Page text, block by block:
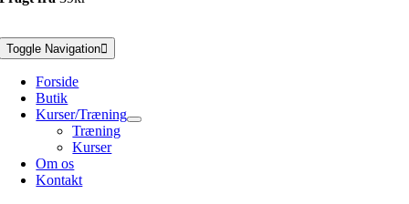
Toggle Navigation
Forside
Butik
Kurser/Træning
Træning
Kurser
Om os
Kontakt